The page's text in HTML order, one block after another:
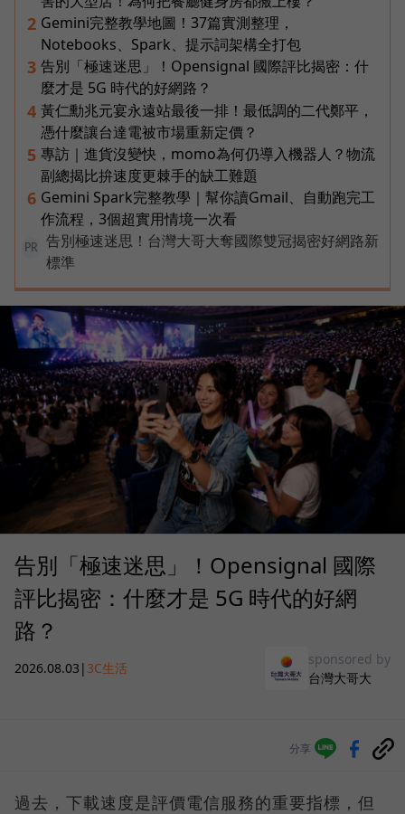
2 Gemini完整教學地圖！37篇實測整理，
Notebooks、Spark、提示詞架構全打包
3 告別「極速迷思」！Opensignal 國際評比揭密：什
麼才是 5G 時代的好網路？
4 黃仁勳兆元宴永遠站最後一排！最低調的二代鄭平，
憑什麼讓台達電被市場重新定價？
5 專訪｜進貨沒變快，momo為何仍導入機器人？物流
副總揭比拚速度更棘手的缺工難題
6 Gemini Spark完整教學｜幫你讀Gmail、自動跑完工
作流程，3個超實用情境一次看
PR
告別極速迷思！台灣大哥大奪國際雙冠揭密好網路新
標準
告別「極速迷思」！Opensignal 國際
評比揭密：什麼才是 5G 時代的好網
路？
2026.08.03 | 3C生活
sponsored by
台灣大哥大
分享
過去，下載速度是評價電信服務的重要指標，但